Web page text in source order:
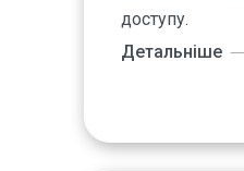
доступу.
Детальніше